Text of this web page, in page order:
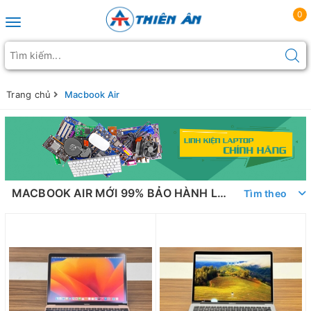
Toggle navigation
0
Trang chủ Macbook Air
MACBOOK AIR MỚI 99% BẢO HÀNH LÊN ĐẾN 12T - LIÊN HỆ NGAY HÔM NAY Tìm theo